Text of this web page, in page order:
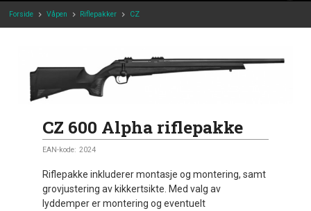
Forside Våpen Riflepakker CZ
CZ 600 Alpha riflepakke
EAN-kode: 2024
Riflepakke inkluderer montasje og montering, samt
grovjustering av kikkertsikte. Med valg av
lyddemper er montering og eventuelt